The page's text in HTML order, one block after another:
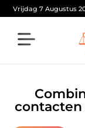
Vrijdag 7 Augustus